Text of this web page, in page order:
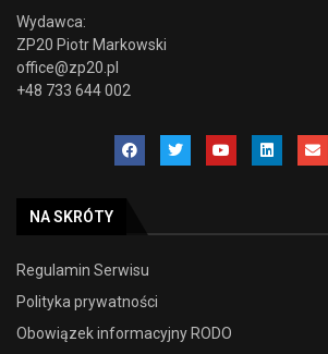
Wydawca:
ZP20 Piotr Markowski
office@zp20.pl
+48 733 644 002
NA SKRÓTY
Regulamin Serwisu
Polityka prywatności
Obowiązek informacyjny RODO